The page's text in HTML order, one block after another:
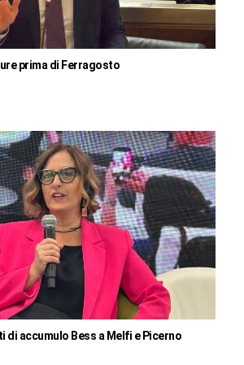
prima di Ferragosto
di accumulo Bess a Melfi e Picerno